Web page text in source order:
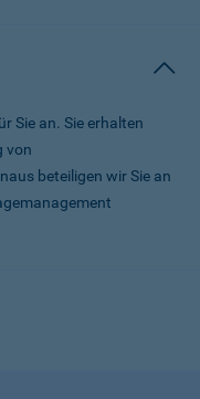
Sie an. Sie erhalten
von
beteiligen wir Sie an